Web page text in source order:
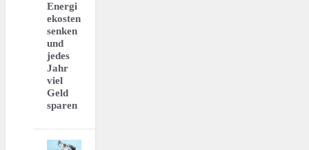
Energi
ekosten
senken
und
jedes
Jahr
viel
Geld
sparen